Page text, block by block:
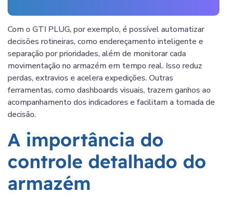
Com o GTI PLUG, por exemplo, é possível automatizar
decisões rotineiras, como endereçamento inteligente e
separação por prioridades, além de monitorar cada
movimentação no armazém em tempo real. Isso reduz
perdas, extravios e acelera expedições. Outras
ferramentas, como dashboards visuais, trazem ganhos ao
acompanhamento dos indicadores e facilitam a tomada de
decisão.
A importância do
controle detalhado do
armazém